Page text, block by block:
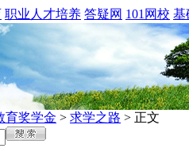
职业人才培养 答疑网 101网校 基
育奖学金 > 求学之路 > 正文